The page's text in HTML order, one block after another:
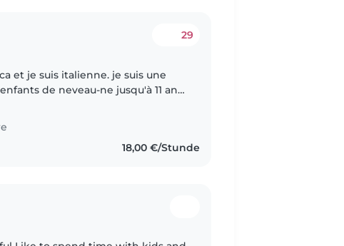
29
et je suis italienne. je suis une
de neveau-ne jusqu'à 11 ans
18,00 €/Stunde